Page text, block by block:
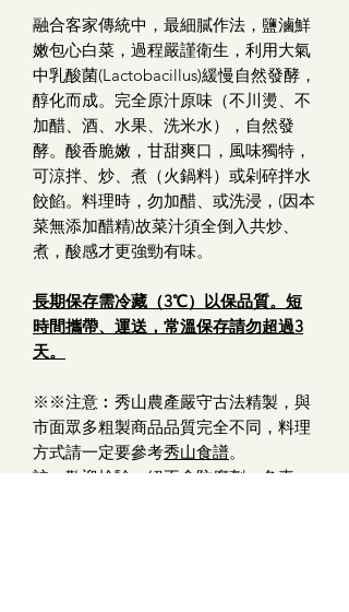
融合客家傳統中，最細膩作法，鹽滷鮮
嫩包心白菜，過程嚴謹衛生，利用大氣
中乳酸菌(Lactobacillus)緩慢自然發酵，
醇化而成。完全原汁原味（不川燙、不
加醋、酒、水果、洗米水），自然發
酵。酸香脆嫩，甘甜爽口，風味獨特，
可涼拌、炒、煮（火鍋料）或剁碎拌水
餃餡。料理時，勿加醋、或洗浸，(因本
菜無添加醋精)故菜汁須全倒入共炒、
煮，酸感才更強勁有味。
長期保存需冷藏（3℃）以保品質。短
時間攜帶、運送，常溫保存請勿超過3
天。
※※注意︰秀山農產嚴守古法精製，與
市面眾多粗製商品品質完全不同，料理
方式請一定要參考秀山食譜。
註：歡迎檢驗，絕不含防腐劑、色素、